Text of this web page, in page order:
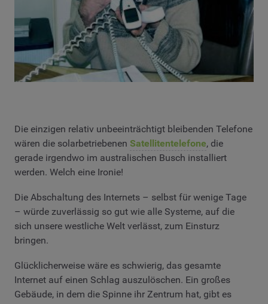
Die einzigen relativ unbeeinträchtigt bleibenden Telefone
wären die solarbetriebenen Satellitentelefone, die
gerade irgendwo im australischen Busch installiert
werden. Welch eine Ironie!
Die Abschaltung des Internets – selbst für wenige Tage
– würde zuverlässig so gut wie alle Systeme, auf die
sich unsere westliche Welt verlässt, zum Einsturz
bringen.
Glücklicherweise wäre es schwierig, das gesamte
Internet auf einen Schlag auszulöschen. Ein großes
Gebäude, in dem die Spinne ihr Zentrum hat, gibt es